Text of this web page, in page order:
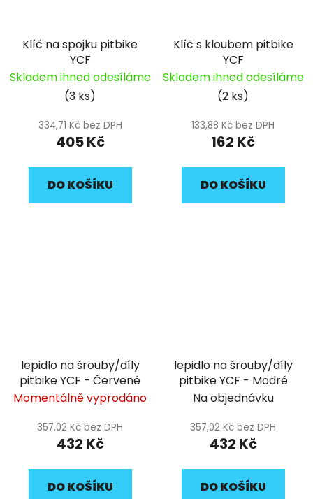
Klíč na spojku pitbike
YCF
Skladem ihned odesíláme
(3 ks)
334,71 Kč bez DPH
405 Kč
DO KOŠÍKU
Klíč s kloubem pitbike
YCF
Skladem ihned odesíláme
(2 ks)
133,88 Kč bez DPH
162 Kč
DO KOŠÍKU
lepidlo na šrouby/díly
pitbike YCF - Červené
Momentálně vyprodáno
357,02 Kč bez DPH
432 Kč
DO KOŠÍKU
lepidlo na šrouby/díly
pitbike YCF - Modré
Na objednávku
357,02 Kč bez DPH
432 Kč
DO KOŠÍKU